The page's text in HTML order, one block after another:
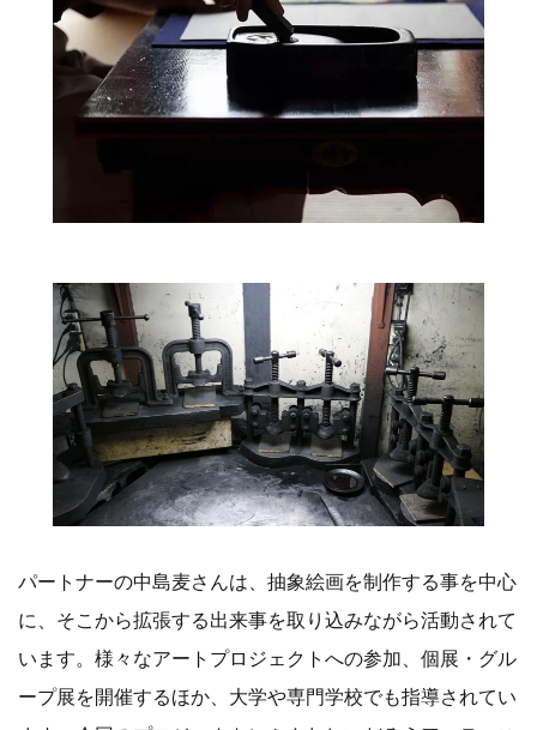
パートナーの中島麦さんは、抽象絵画を制作する事を中心
に、そこから拡張する出来事を取り込みながら活動されて
います。様々なアートプロジェクトへの参加、個展・グル
ープ展を開催するほか、大学や専門学校でも指導されてい